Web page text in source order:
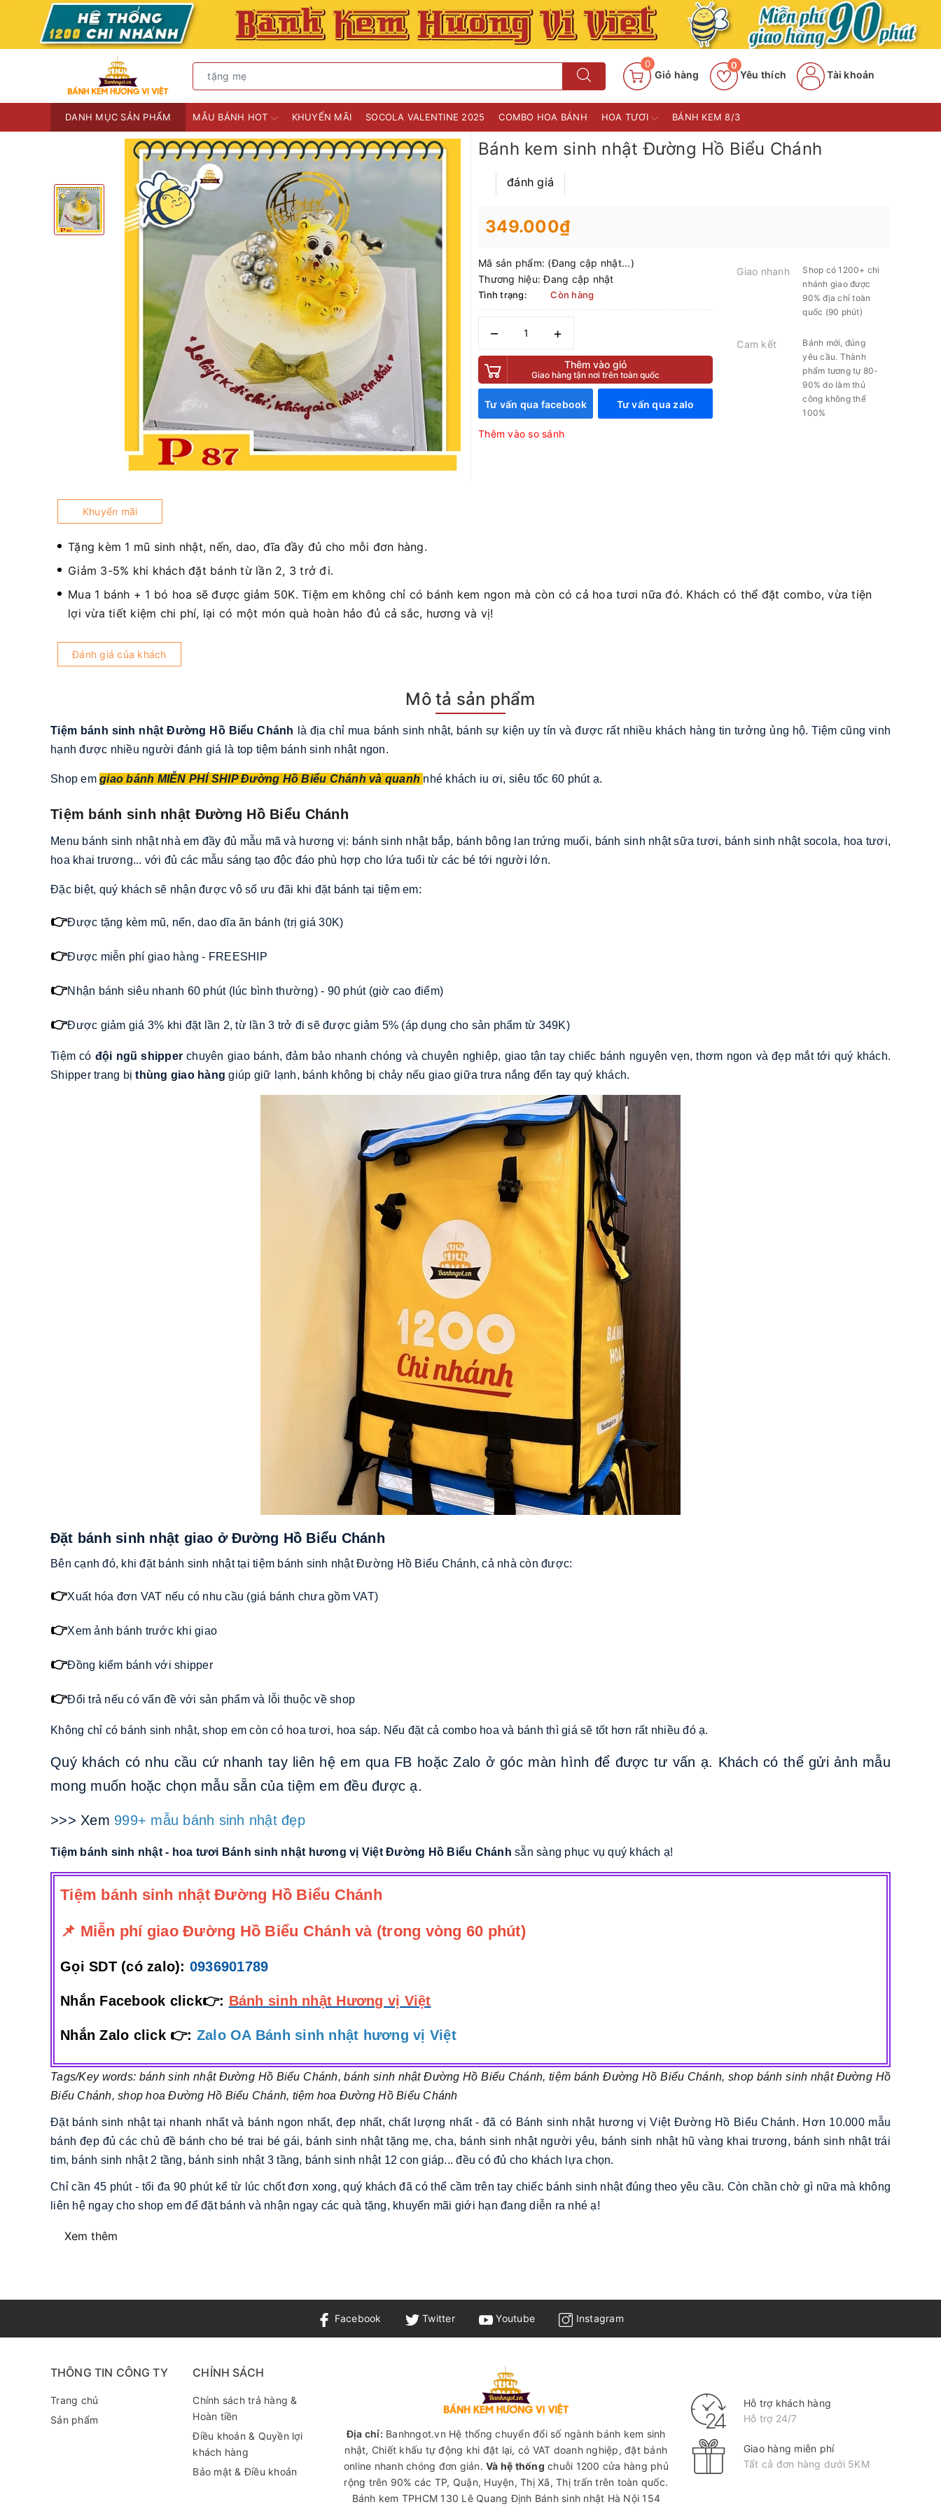
0
Giỏ hàng Yêu thích
0
Tài khoản
DANH MỤC SẢN PHẨM MẪU BÁNH HOT KHUYẾN MÃI SOCOLA VALENTINE 2025 COMBO HOA BÁNH HOA TƯƠI BÁNH KEM 8/3
Bánh kem sinh nhật Đường Hồ Biểu Chánh
đánh giá
349.000₫
Mã sản phẩm: (Đang cập nhật...)
Thương hiệu: Đang cập nhật
Tình trạng: Còn hàng
– +
Thêm vào giỏ
Giao hàng tận nơi trên toàn quốc
Tư vấn qua facebook Tư vấn qua zalo
Thêm vào so sánh
Giao nhanh
Shop có 1200+ chi
nhánh giao được
90% địa chỉ toàn
quốc (90 phút)
Cam kết
Bánh mới, đúng
yêu cầu. Thành
phẩm tương tự 80-
90% do làm thủ
công không thể
100%
Khuyến mãi
Tặng kèm 1 mũ sinh nhật, nến, dao, đĩa đầy đủ cho mỗi đơn hàng.
Giảm 3-5% khi khách đặt bánh từ lần 2, 3 trở đi.
Mua 1 bánh + 1 bó hoa sẽ được giảm 50K. Tiệm em không chỉ có bánh kem ngon mà còn có cả hoa tươi nữa đó. Khách có thể đặt combo, vừa tiện
lợi vừa tiết kiệm chi phí, lại có một món quà hoàn hảo đủ cả sắc, hương và vị!
Đánh giá của khách
Mô tả sản phẩm
Tiệm bánh sinh nhật Đường Hồ Biểu Chánh
là địa chỉ mua bánh sinh nhật, bánh sự kiện uy tín và được rất nhiều khách hàng tin tưởng ủng hộ. Tiệm cũng vinh
hạnh được nhiều người đánh giá là top tiệm bánh sinh nhật ngon.
Shop em giao bánh MIỄN PHÍ SHIP Đường Hồ Biểu Chánh và quanh nhé khách iu ơi, siêu tốc 60 phút ạ.
Tiệm bánh sinh nhật Đường Hồ Biểu Chánh
Menu bánh sinh nhật nhà em đầy đủ mẫu mã và hương vị: bánh sinh nhật bắp, bánh bông lan trứng muối, bánh sinh nhật sữa tươi, bánh sinh nhật socola, hoa tươi,
hoa khai trương... với đủ các mẫu sáng tạo độc đáo phù hợp cho lứa tuổi từ các bé tới người lớn.
Đặc biệt, quý khách sẽ nhận được vô số ưu đãi khi đặt bánh tại tiệm em:
👉Được tặng kèm mũ, nến, dao dĩa ăn bánh (trị giá 30K)
👉Được miễn phí giao hàng - FREESHIP
👉Nhận bánh siêu nhanh 60 phút (lúc bình thường) - 90 phút (giờ cao điểm)
👉Được giảm giá 3% khi đặt lần 2, từ lần 3 trở đi sẽ được giảm 5% (áp dụng cho sản phẩm từ 349K)
Tiệm có đội ngũ shipper chuyên giao bánh, đảm bảo nhanh chóng và chuyên nghiệp, giao tận tay chiếc bánh nguyên vẹn, thơm ngon và đẹp mắt tới quý khách.
Shipper trang bịthùng giao hàng giúp giữ lạnh, bánh không bị chảy nếu giao giữa trưa nắng đến tay quý khách.
Đặt bánh sinh nhật giao ở Đường Hồ Biểu Chánh
Bên cạnh đó, khi đặt bánh sinh nhật tại tiệm bánh sinh nhật Đường Hồ Biểu Chánh, cả nhà còn được:
👉Xuất hóa đơn VAT nếu có nhu cầu (giá bánh chưa gồm VAT)
👉Xem ảnh bánh trước khi giao
👉Đồng kiểm bánh với shipper
👉Đổi trả nếu có vấn đề với sản phẩm và lỗi thuộc về shop
Không chỉ có bánh sinh nhật, shop em còn có hoa tươi, hoa sáp. Nếu đặt cả combo hoa và bánh thì giá sẽ tốt hơn rất nhiều đó ạ.
Quý khách có nhu cầu cứ nhanh tay liên hệ em qua FB hoặc Zalo ở góc màn hình để được tư vấn ạ. Khách có thể gửi ảnh mẫu
mong muốn hoặc chọn mẫu sẵn của tiệm em đều được ạ.
>>> Xem 999+ mẫu bánh sinh nhật đẹp
Tiệm bánh sinh nhật - hoa tươi Bánh sinh nhật hương vị Việt Đường Hồ Biểu Chánh sẵn sàng phục vụ quý khách ạ!
Tiệm bánh sinh nhật Đường Hồ Biểu Chánh
📌 Miễn phí giao Đường Hồ Biểu Chánh và (trong vòng 60 phút)
Gọi SDT (có zalo): 0936901789
Nhắn Facebook click👉: Bánh sinh nhật Hương vị Việt
Nhắn Zalo click 👉: Zalo OA Bánh sinh nhật hương vị Việt
Tags/Key words: bánh sinh nhật Đường Hồ Biểu Chánh, bánh sinh nhật Đường Hồ Biểu Chánh, tiệm bánh Đường Hồ Biểu Chánh, shop bánh sinh nhật Đường Hồ
Biểu Chánh, shop hoa Đường Hồ Biểu Chánh, tiệm hoa Đường Hồ Biểu Chánh
Đặt bánh sinh nhật tại nhanh nhất và bánh ngon nhất, đẹp nhất, chất lượng nhất - đã có Bánh sinh nhật hương vị Việt Đường Hồ Biểu Chánh. Hơn 10.000 mẫu
bánh đẹp đủ các chủ đề bánh cho bé trai bé gái, bánh sinh nhật tặng mẹ, cha, bánh sinh nhật người yêu, bánh sinh nhật hũ vàng khai trương, bánh sinh nhật trái
tim, bánh sinh nhật 2 tầng, bánh sinh nhật 3 tầng, bánh sinh nhật 12 con giáp... đều có đủ cho khách lựa chọn.
Chỉ cần 45 phút - tối đa 90 phút kể từ lúc chốt đơn xong, quý khách đã có thể cầm trên tay chiếc bánh sinh nhật đúng theo yêu cầu. Còn chần chờ gì nữa mà không
liên hệ ngay cho shop em để đặt bánh và nhận ngay các quà tặng, khuyến mãi giới hạn đang diễn ra nhé ạ!
Xem thêm
Facebook Twitter Youtube Instagram
THÔNG TIN CÔNG TY
Trang chủ
Sản phẩm
CHÍNH SÁCH
Chính sách trả hàng &
Hoàn tiền
Điều khoản & Quyền lợi
khách hàng
Bảo mật & Điều khoản
Địa chỉ: Banhngot.vn Hệ thống chuyển đổi số ngành bánh kem sinh
nhật, Chiết khấu tự động khi đặt lại, có VAT doanh nghiệp, đặt bánh
online nhanh chóng đơn giản.Và hệ thống chuỗi 1200 cửa hàng phủ
rộng trên 90% các TP, Quận, Huyện, Thị Xã, Thị trấn trên toàn quốc.
Bánh kem TPHCM 130 Lê Quang Định Bánh sinh nhật Hà Nội 154
Hỗ trợ khách hàng
Hỗ trợ 24/7
Giao hàng miễn phí
Tất cả đơn hàng dưới 5KM